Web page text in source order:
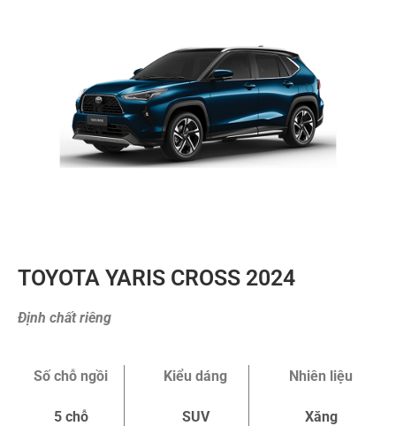
TOYOTA YARIS CROSS 2024
Định chất riêng
Số chỗ ngồi
5 chỗ
Kiểu dáng
SUV
Nhiên liệu
Xăng